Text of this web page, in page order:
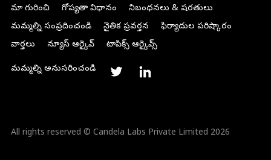
మా గురించి గోప్యతా విధానం
నిబంధనలు & షరతులు
మమ్మల్ని సంప్రదించండి
నైతిక ప్రవర్తన
ఫిర్యాదుల పరిష్కారం
వార్తలు
న్యూస్ ఆర్కైవ్ టాపిక్స్ ఆర్కైవ్స్
మమ్మల్ని అనుసరించండి
All rights reserved © Candela Labs Private Limited 2026